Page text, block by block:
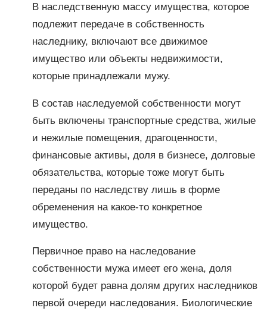
В наследственную массу имущества, которое
подлежит передаче в собственность
наследнику, включают все движимое
имущество или объекты недвижимости,
которые принадлежали мужу.
В состав наследуемой собственности могут
быть включены транспортные средства, жилые
и нежилые помещения, драгоценности,
финансовые активы, доля в бизнесе, долговые
обязательства, которые тоже могут быть
переданы по наследству лишь в форме
обременения на какое-то конкретное
имущество.
Первичное право на наследование
собственности мужа имеет его жена, доля
которой будет равна долям других наследников
первой очереди наследования. Биологические